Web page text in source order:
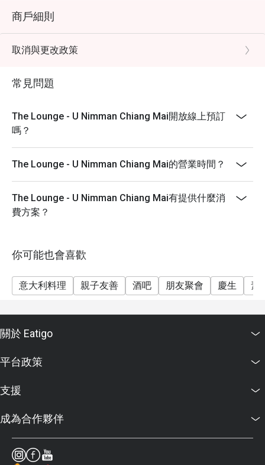
商戶細則
取消與更改政策
常見問題
The Lounge - U Nimman Chiang Mai開放線上預訂
嗎？
The Lounge - U Nimman Chiang Mai的營業時間？
The Lounge - U Nimman Chiang Mai有提供什麼消
費方案？
你可能也會喜歡
意大利料理 親子友善 酒吧 朋友聚會 慶生 素
關於 Eatigo
平台政策
支援
成為合作夥伴